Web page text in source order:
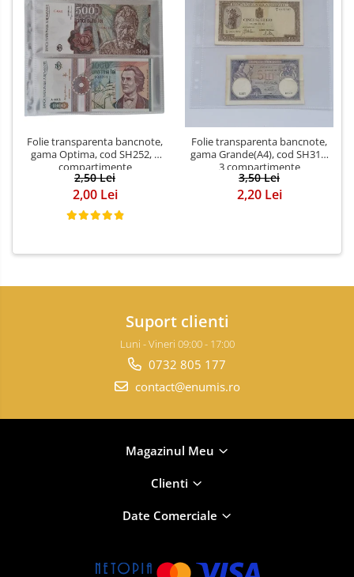
Folie transparenta bancnote,
gama Optima, cod SH252, 3
compartimente
2,50 Lei
2,00 Lei
Folie transparenta bancnote,
gama Grande(A4), cod SH312,
3 compartimente
3,50 Lei
2,20 Lei
Suport clienti
Luni - Vineri 09:00 - 17:00
0732 805 177
contact@enumis.ro
Magazinul Meu
Clienti
Date Comerciale